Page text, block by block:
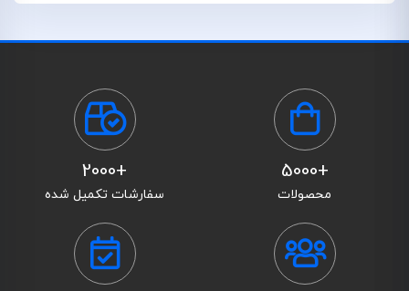
+5000
محصولات
+2000
سفارشات تکمیل شده